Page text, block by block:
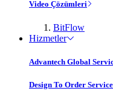
Video Çözümleri
BitFlow
Hizmetler
Advantech Global
Design To Order